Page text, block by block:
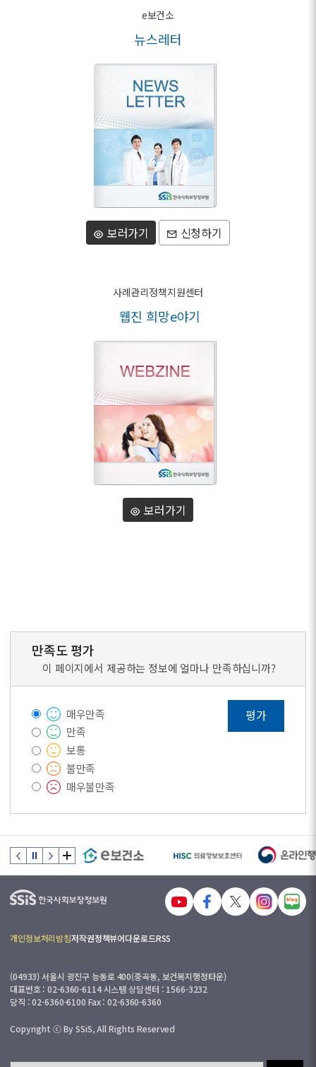
e보건소
뉴스레터
보러가기 신청하기
사례관리정책지원센터
웹진 희망e야기
보러가기
만족도 평가
이 페이지에서 제공하는 정보에 얼마나 만족하십니까?
매우만족
만족
보통
불만족
매우불만족
평가
개인정보처리방침저작권정책뷰어다운로드RSS
(04933) 서울시 광진구 능동로 400(중곡동, 보건복지행정타운)
대표번호 : 02-6360-6114 시스템 상담센터 : 1566-3232
당직 : 02-6360-6100 Fax : 02-6360-6360
Copyright ⓒ By SSiS, All Rights Reserved